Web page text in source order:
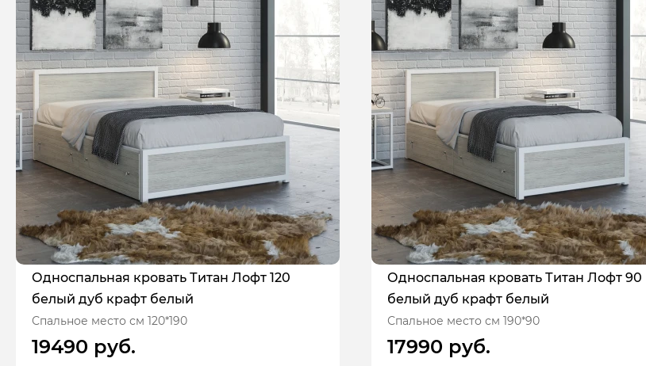
Односпальная кровать Титан Лофт 120
белый дуб крафт белый
Спальное место см 120*190
19490 руб.
Односпальная кровать Титан Лофт 90
белый дуб крафт белый
Спальное место см 190*90
17990 руб.